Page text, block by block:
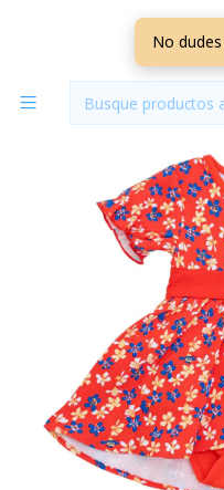
Vestuario 12/
Body Huasa Fiestas
No